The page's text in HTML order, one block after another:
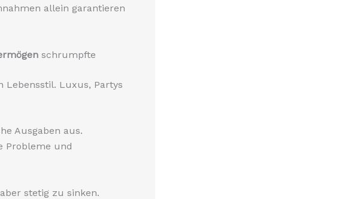
allein garantieren
schrumpfte
Lebensstil. Luxus, Partys
Ausgaben aus.
Probleme und
stetig zu sinken.